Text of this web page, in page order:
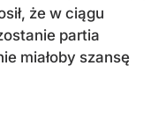
że w ciągu
partia
miałoby szansę